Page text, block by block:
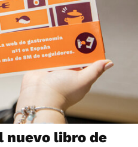
nuevo libro de